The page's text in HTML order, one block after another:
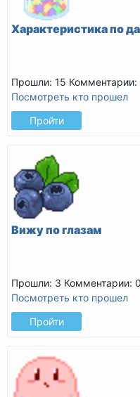
Характеристика по
Прошли: 15 Комментарии:
Посмотреть кто прошел
Пройти
Вижу по глазам
Прошли: 3 Комментарии: 0
Посмотреть кто прошел
Пройти